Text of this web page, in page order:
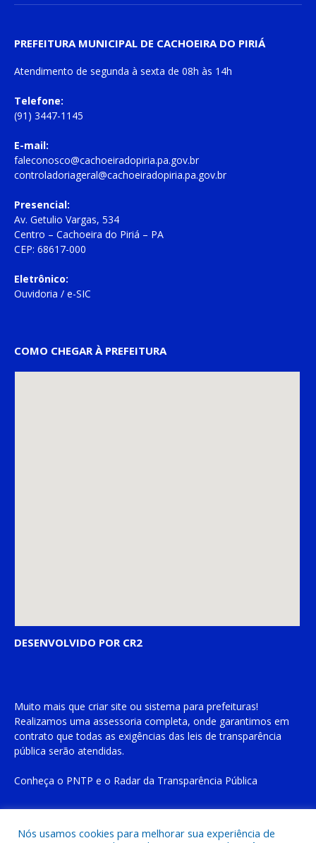
PREFEITURA MUNICIPAL DE CACHOEIRA DO PIRIÁ
Atendimento de segunda à sexta de 08h às 14h
Telefone:
(91) 3447-1145
E-mail:
faleconosco@cachoeiradopiria.pa.gov.br
controladoriageral@cachoeiradopiria.pa.gov.br
Presencial:
Av. Getulio Vargas, 534
Centro – Cachoeira do Piriá – PA
CEP: 68617-000
Eletrônico:
Ouvidoria / e-SIC
COMO CHEGAR À PREFEITURA
DESENVOLVIDO POR CR2
Muito mais que criar site ou sistema para prefeituras!
Realizamos uma assessoria completa, onde garantimos em
contrato que todas as exigências das leis de transparência
pública serão atendidas.
Conheça o PNTP e o Radar da Transparência Pública
Nós usamos cookies para melhorar sua experiência de